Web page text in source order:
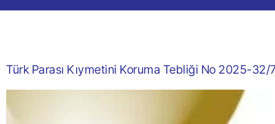
Türk Parası Kıymetini Koruma Tebliği No 2025-32/